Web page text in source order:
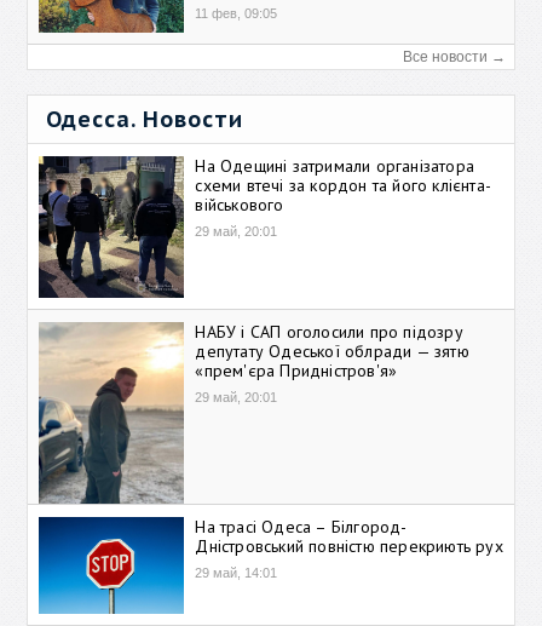
11 фев, 09:05
Все новости →
Одесса. Новости
На Одещині затримали організатора
схеми втечі за кордон та його клієнта-
військового
29 май, 20:01
НАБУ і САП оголосили про підозру
депутату Одеської облради — зятю
«прем'єра Придністров'я»
29 май, 20:01
На трасі Одеса – Білгород-
Дністровський повністю перекриють рух
29 май, 14:01